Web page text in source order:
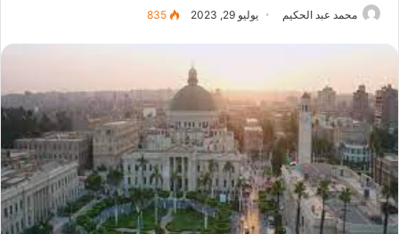
محمد عبد الحكيم يوليو 29, 2023 835